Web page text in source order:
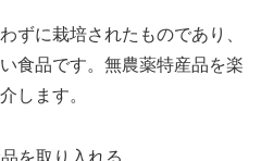
ずに栽培されたものであり、
食品です。無農薬特産品を楽
します。
を取り入れる